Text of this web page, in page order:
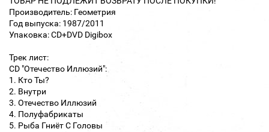
Производитель: Геометрия
Год выпуска: 1987/2011
Упаковка: CD+DVD Digibox
Трек лист:
CD "Отечество Иллюзий":
1. Кто Ты?
2. Внутри
3. Отечество Иллюзий
4. Полуфабрикаты
5. Рыба Гниёт С Головы